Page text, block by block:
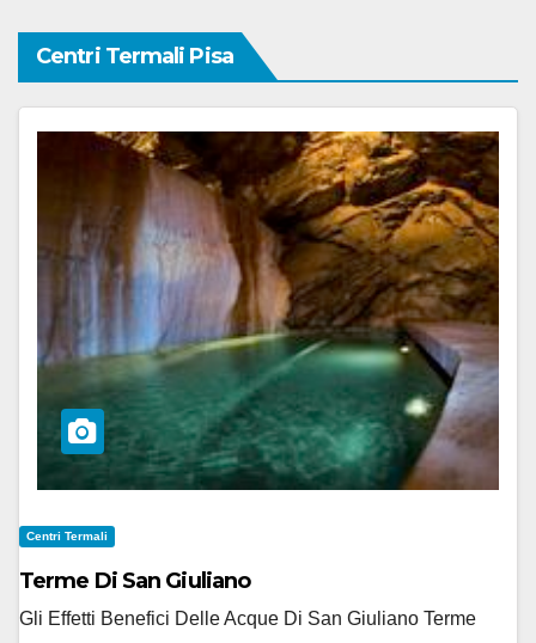
Centri Termali Pisa
Centri Termali
Terme Di San Giuliano
Gli Effetti Benefici Delle Acque Di San Giuliano Terme